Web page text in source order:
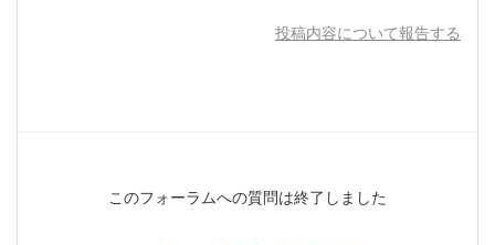
投稿内容について報告する
このフォーラムへの質問は終了しました